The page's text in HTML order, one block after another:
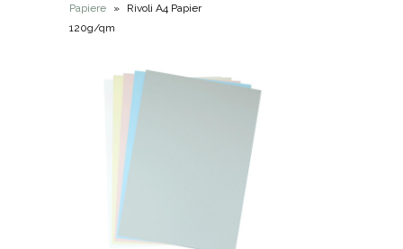
Papiere
»
Rivoli A4 Papier
120g/qm